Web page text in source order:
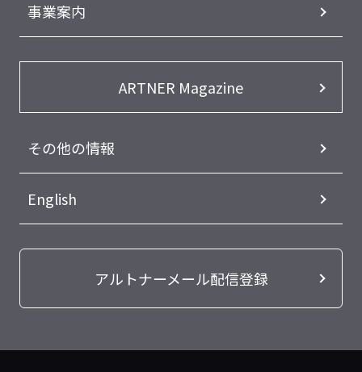
事業案内
ARTNER Magazine
その他の情報
English
アルトナーメール配信登録